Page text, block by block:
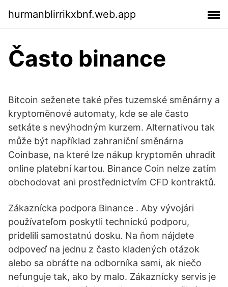
hurmanblirrikxbnf.web.app
Často binance
Bitcoin seženete také přes tuzemské směnárny a
kryptoměnové automaty, kde se ale často
setkáte s nevýhodným kurzem. Alternativou tak
může být například zahraniční směnárna
Coinbase, na které lze nákup kryptoměn uhradit
online platební kartou. Binance Coin nelze zatím
obchodovat ani prostřednictvím CFD kontraktů.
Zákaznícka podpora Binance . Aby vývojári
používateľom poskytli technickú podporu,
pridelili samostatnú dosku. Na ňom nájdete
odpoveď na jednu z často kladených otázok
alebo sa obráťte na odborníka sami, ak niečo
nefunguje tak, ako by malo. Zákaznícky servis je